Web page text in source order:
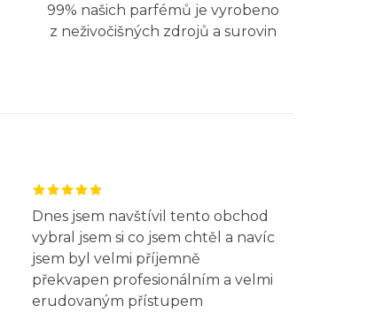
99% našich parfémů je vyrobeno
z neživočišných zdrojů a surovin
Dnes jsem navštívil tento obchod
vybral jsem si co jsem chtěl a navíc
jsem byl velmi příjemně
překvapen profesionálním a velmi
erudovaným přístupem